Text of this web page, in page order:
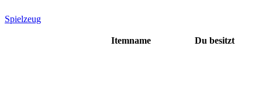
Spielzeug
Itemname Du besitzt